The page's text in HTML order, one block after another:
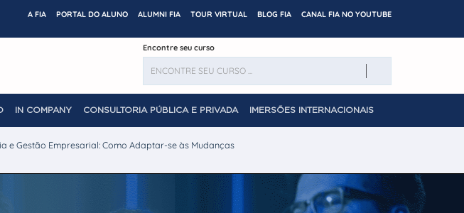
A FIA PORTAL DO ALUNO ALUMNI FIA TOUR VIRTUAL BLOG FIA CANAL FIA NO YOUTUBE
Encontre seu curso
IN COMPANY CONSULTORIA PÚBLICA E PRIVADA IMERSÕES INTERNACIONAIS
e Gestão Empresarial: Como Adaptar-se às Mudanças